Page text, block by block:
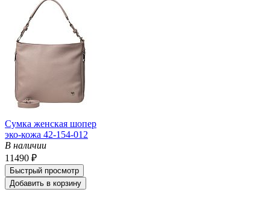
Сумка женская шопер
эко-кожа 42-154-012
В наличии
11490 ₽
Быстрый просмотр
Добавить в корзину